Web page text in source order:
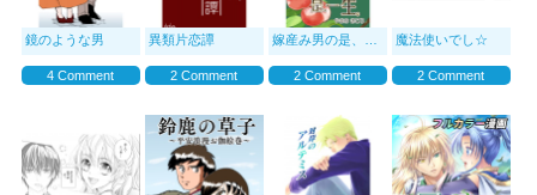
鏡のような男
4 Comment
異類片恋譚
2 Comment
嫁産み男の是、一生。
2 Comment
魔法使いでし☆
2 Comment